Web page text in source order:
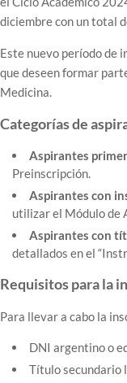
diciembre con un total
Este nuevo período de
que deseen formar
Medicina.
Categorías de
Aspirantes
Preinscripción.
Aspirantes con
utilizar el Módulo de
Aspirantes con
detallados en el
Requisitos para la
Para llevar a cabo la
DNI argentino o
Título secundario